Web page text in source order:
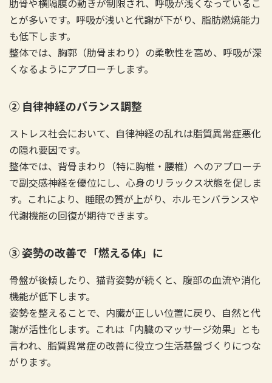
肋骨や横隔膜の動きが制限され、呼吸が浅くなっているこ
とが多いです。呼吸が浅いと代謝が下がり、脂肪燃焼能力
も低下します。
整体では、胸郭（肋骨まわり）の柔軟性を高め、呼吸が深
くなるようにアプローチします。
② 自律神経のバランス調整
ストレス社会において、自律神経の乱れは脂質異常症悪化
の隠れ要因です。
整体では、背骨まわり（特に胸椎・腰椎）へのアプローチ
で副交感神経を優位にし、心身のリラックス状態を促しま
す。これにより、睡眠の質が上がり、ホルモンバランスや
代謝機能の回復が期待できます。
③ 姿勢の改善で「燃える体」に
骨盤が後傾したり、猫背姿勢が続くと、腹部の血流や消化
機能が低下します。
姿勢を整えることで、内臓が正しい位置に戻り、自然と代
謝が活性化します。これは「内臓のマッサージ効果」とも
言われ、脂質異常症の改善に役立つ生活基盤づくりにつな
がります。